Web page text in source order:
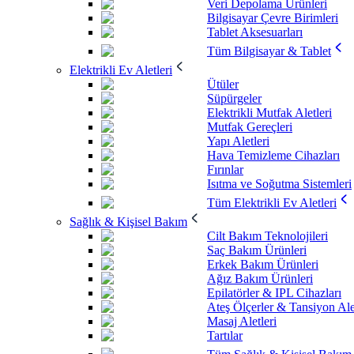
Veri Depolama Ürünleri
Bilgisayar Çevre Birimleri
Tablet Aksesuarları
Tüm Bilgisayar & Tablet
Elektrikli Ev Aletleri
Ütüler
Süpürgeler
Elektrikli Mutfak Aletleri
Mutfak Gereçleri
Yapı Aletleri
Hava Temizleme Cihazları
Fırınlar
Isıtma ve Soğutma Sistemleri
Tüm Elektrikli Ev Aletleri
Sağlık & Kişisel Bakım
Cilt Bakım Teknolojileri
Saç Bakım Ürünleri
Erkek Bakım Ürünleri
Ağız Bakım Ürünleri
Epilatörler & IPL Cihazları
Ateş Ölçerler & Tansiyon
Masaj Aletleri
Tartılar